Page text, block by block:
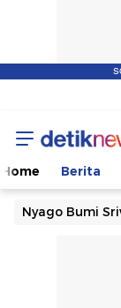
Home Berita
Nyago Bumi